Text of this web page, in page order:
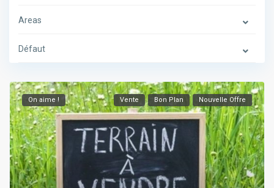
Areas
Défaut
On aime ! Vente Bon Plan Nouvelle Offre